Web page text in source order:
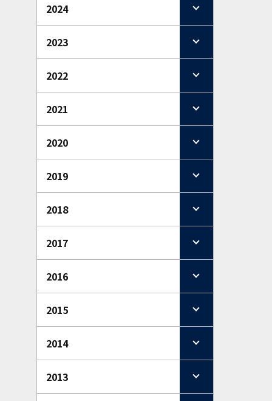
2024
2023
2022
2021
2020
2019
2018
2017
2016
2015
2014
2013